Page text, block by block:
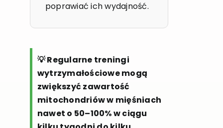
poprawiać ich wydajność.
💡 Regularne treningi
wytrzymałościowe mogą
zwiększyć zawartość
mitochondriów w mięśniach
nawet o 50–100% w ciągu